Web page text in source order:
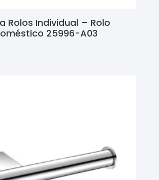
Rolos Individual – Rolo
25996-A03